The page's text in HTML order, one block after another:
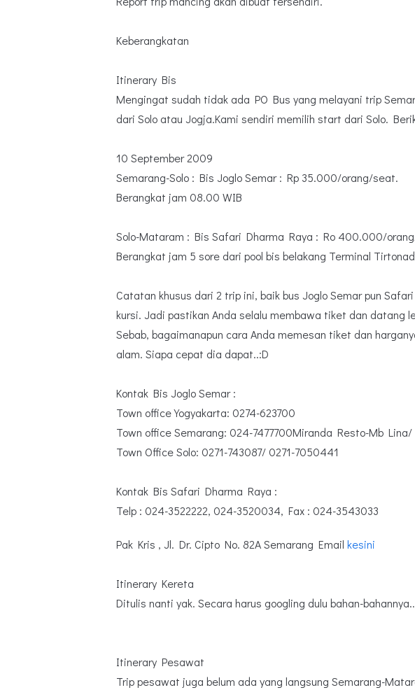
Keberangkatan
Itinerary Bis
Mengingat sudah tidak ada PO Bus yang melayani trip
dari Solo atau Jogja.Kami sendiri memilih start dari Solo.
10 September 2009
Semarang-Solo : Bis Joglo Semar : Rp 35.000/orang/seat.
Berangkat jam 08.00 WIB
Solo-Mataram : Bis Safari Dharma Raya : Ro 400.000/
Berangkat jam 5 sore dari pool bis belakang Terminal
Catatan khusus dari 2 trip ini, baik bus Joglo Semar pun
kursi. Jadi pastikan Anda selalu membawa tiket dan datang
Sebab, bagaimanapun cara Anda memesan tiket dan
alam. Siapa cepat dia dapat..:D
Kontak Bis Joglo Semar :
Town office Yogyakarta: 0274-623700
Town office Semarang: 024-7477700Miranda Resto-Mb
Town Office Solo: 0271-743087/ 0271-7050441
Kontak Bis Safari Dharma Raya :
Telp : 024-3522222, 024-3520034, Fax : 024-3543033
Pak Kris , Jl. Dr. Cipto No. 82A Semarang Email kesini
Itinerary Kereta
Ditulis nanti yak. Secara harus googling dulu bahan-
Itinerary Pesawat
Trip pesawat juga belum ada yang langsung Semarang-